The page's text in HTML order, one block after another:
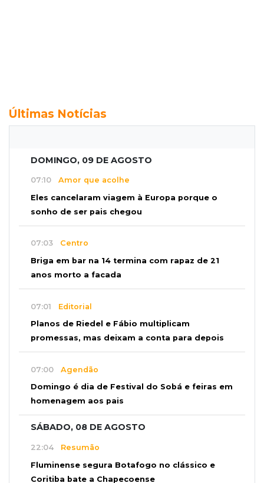
Últimas Notícias
DOMINGO, 09 DE AGOSTO
07:10 Amor que acolhe
Eles cancelaram viagem à Europa porque o
sonho de ser pais chegou
07:03 Centro
Briga em bar na 14 termina com rapaz de 21
anos morto a facada
07:01 Editorial
Planos de Riedel e Fábio multiplicam
promessas, mas deixam a conta para depois
07:00 Agendão
Domingo é dia de Festival do Sobá e feiras em
homenagem aos pais
SÁBADO, 08 DE AGOSTO
22:04 Resumão
Fluminense segura Botafogo no clássico e
Coritiba bate a Chapecoense